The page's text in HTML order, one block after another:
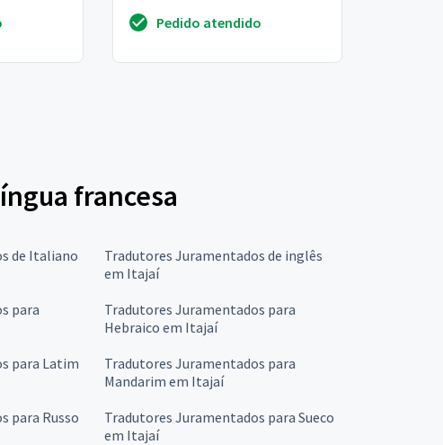
juramentada de ...
Pedido atendido
francesa
de Italiano
Tradutores Juramentados de inglês
em Itajaí
para
Tradutores Juramentados para
Hebraico em Itajaí
para Latim
Tradutores Juramentados para
Mandarim em Itajaí
para Russo
Tradutores Juramentados para Sueco
em Itajaí